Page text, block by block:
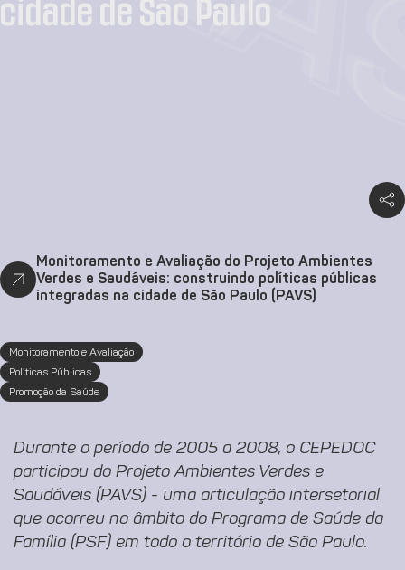
cidade de São Paulo
Monitoramento e Avaliação do Projeto Ambientes
Verdes e Saudáveis: construindo políticas públicas
integradas na cidade de São Paulo (PAVS)
Monitoramento e Avaliação
Políticas Públicas
Promoção da Saúde
Durante o período de 2005 a 2008, o CEPEDOC
participou do Projeto Ambientes Verdes e
Saudáveis (PAVS) - uma articulação intersetorial
que ocorreu no âmbito do Programa de Saúde da
Família (PSF) em todo o território de São Paulo.